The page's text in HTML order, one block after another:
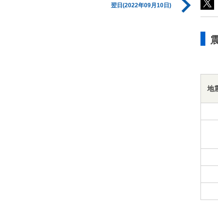
翌日(2022年09月10日)
地